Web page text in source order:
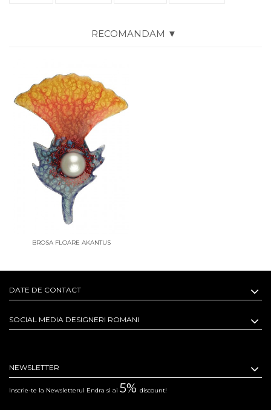
RECOMANDAM ▼
BROSA FLOARE AKANTUS
DATE DE CONTACT
SOCIAL MEDIA DESIGNERI ROMANI
NEWSLETTER
Inscrie-te la Newsletterul Endra si ai 5% discount!